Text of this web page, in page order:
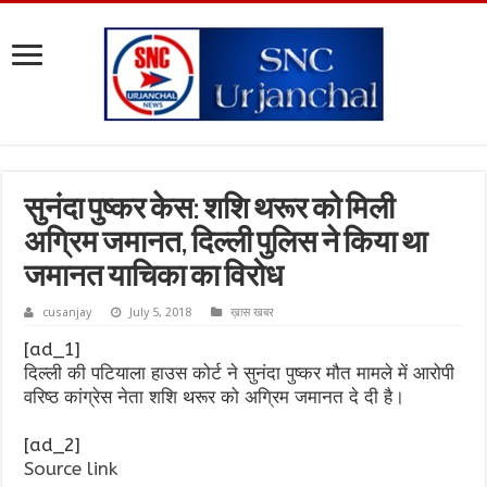
सुनंदा पुष्कर केस: शशि थरूर को मिली
अग्रिम जमानत, दिल्ली पुलिस ने किया था
जमानत याचिका का विरोध
cusanjay July 5, 2018 ख़ास खबर
[ad_1]
दिल्ली की पटियाला हाउस कोर्ट ने सुनंदा पुष्कर मौत मामले में आरोपी
वरिष्ठ कांग्रेस नेता शशि थरूर को अग्रिम जमानत दे दी है।
[ad_2]
Source link